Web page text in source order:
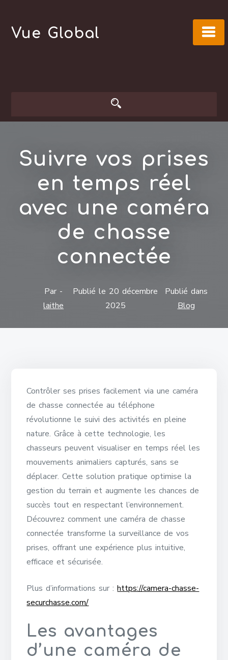
content
Vue Global
Suivre vos prises
en temps réel
avec une caméra
de chasse
connectée
Par -
laithe
Publié le 20 décembre
2025
Publié dans
Blog
Contrôler ses prises facilement via une caméra
de chasse connectée au téléphone
révolutionne le suivi des activités en pleine
nature. Grâce à cette technologie, les
chasseurs peuvent visualiser en temps réel les
mouvements animaliers capturés, sans se
déplacer. Cette solution pratique optimise la
gestion du terrain et augmente les chances de
succès tout en respectant l’environnement.
Découvrez comment une caméra de chasse
connectée transforme la surveillance de vos
prises, offrant une expérience plus intuitive,
efficace et sécurisée.
Plus d’informations sur :https://camera-chasse-
securchasse.com/
Les avantages
d’une caméra de